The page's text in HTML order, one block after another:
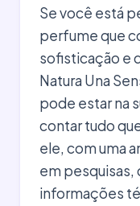
Se você está
perfume que
sofisticação e
Natura Una
pode estar na
contar tudo
ele, com uma
em
informações